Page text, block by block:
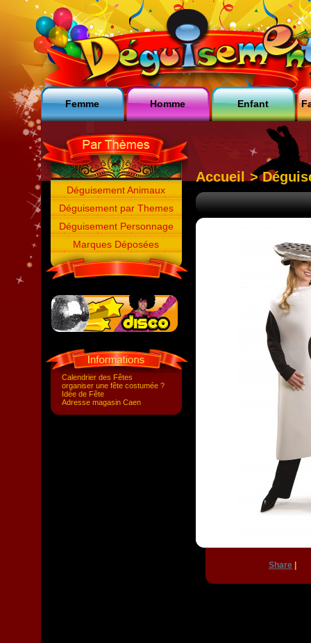
Femme Homme Enfant
Déguisement Animaux
Déguisement par Themes
Déguisement Personnage
Marques Déposées
Calendrier des Fêtes
organiser une fête costumée ?
Idée de Fête
Adresse magasin Caen
Accueil >
Share